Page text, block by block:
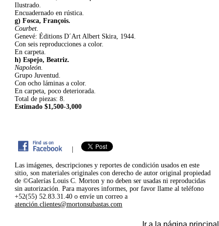
Ilustrado.
Encuadernado en rústica.
g) Fosca, François.
Courbet.
Genevé: Éditions D´Art Albert Skira, 1944.
Con seis reproducciones a color.
En carpeta.
h) Espejo, Beatriz.
Napoleón.
Grupo Juventud.
Con ocho láminas a color.
En carpeta, poco deteriorada.
Total de piezas: 8.
Estimado $1,500-3,000
|
Las imágenes, descripciones y reportes de condición usados en este
sitio, son materiales originales con derecho de autor original propiedad
de ©Galerías Louis C. Morton y no deben ser usadas ni reproducidas
sin autorización. Para mayores informes, por favor llame al teléfono
+52(55) 52.83.31.40 o envíe un correo a
atención.clientes@mortonsubastas.com
Ir a la página principal